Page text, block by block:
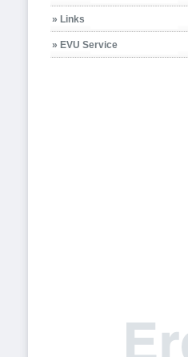
» Links
» EVU Service